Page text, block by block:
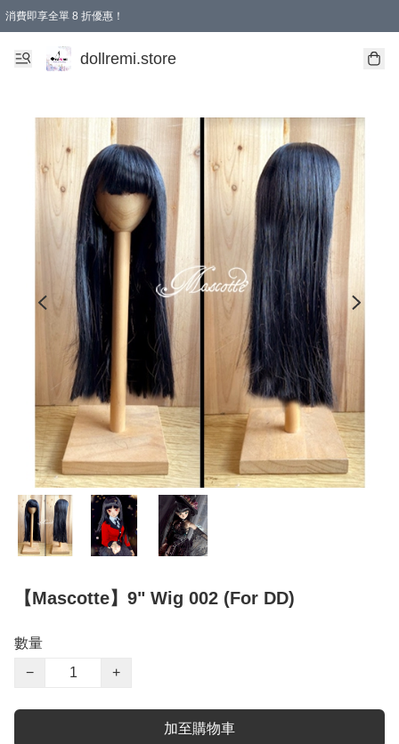
消費即享全單 8 折優惠！
購物滿 HKD 1500.00即享免運費優惠！（適用於 本地送貨、本地取貨、國際送貨 )
dollremi.store
【Mascotte】9" Wig 002 (For DD)
數量
−
+
加至購物車